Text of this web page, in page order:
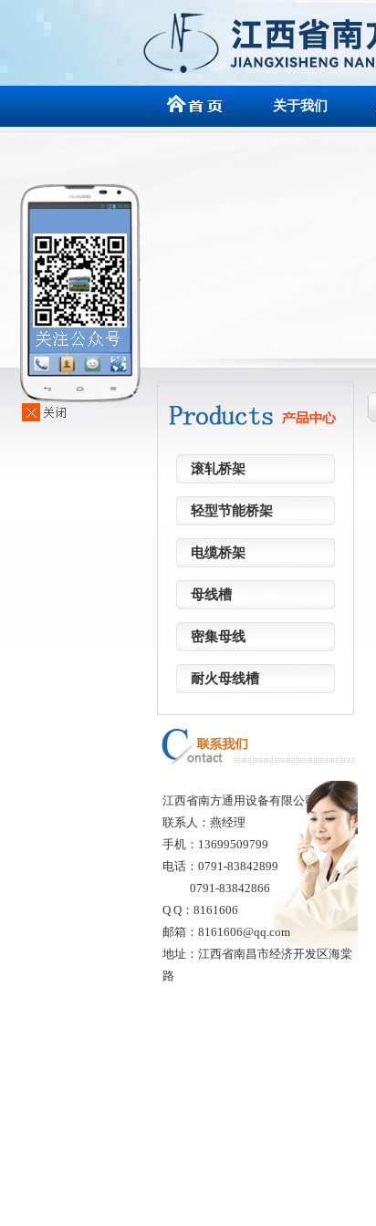
关于我们
滚轧桥架
轻型节能桥架
电缆桥架
母线槽
密集母线
耐火母线槽
江西省南方通用设备有限公司
联系人：燕经理
手机：13699509799
电话：0791-83842899
0791-83842866
Q Q：8161606
邮箱：8161606@qq.com
地址：江西省南昌市经济开发区海棠
路